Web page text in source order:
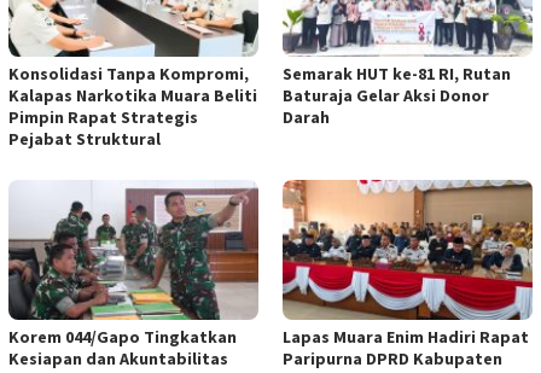
Konsolidasi Tanpa Kompromi,
Kalapas Narkotika Muara Beliti
Pimpin Rapat Strategis
Pejabat Struktural
Semarak HUT ke-81 RI, Rutan
Baturaja Gelar Aksi Donor
Darah
Korem 044/Gapo Tingkatkan
Kesiapan dan Akuntabilitas
Lapas Muara Enim Hadiri Rapat
Paripurna DPRD Kabupaten